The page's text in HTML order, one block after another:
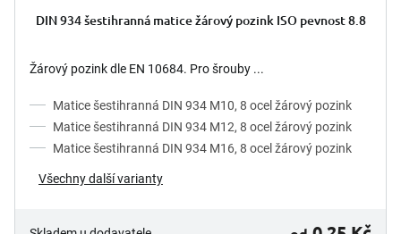
DIN 934 šestihranná matice žárový pozink ISO pevnost 8.8
Žárový pozink dle EN 10684. Pro šrouby ...
Matice šestihranná DIN 934 M10, 8 ocel žárový pozink
Matice šestihranná DIN 934 M12, 8 ocel žárový pozink
Matice šestihranná DIN 934 M16, 8 ocel žárový pozink
Všechny další varianty